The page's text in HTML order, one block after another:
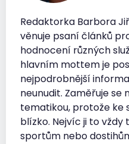
Redaktorka Barbora
věnuje psaní článků
hodnocení různých
hlavním mottem je
nejpodrobnější
neunudit. Zaměřuje
tematikou, protože ke
blízko. Nejvíc ji to
sportům nebo